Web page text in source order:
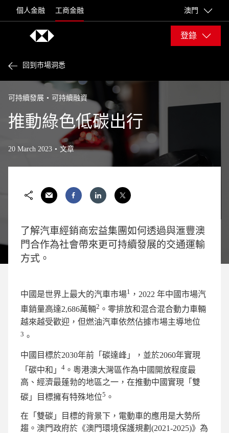
個人金融 工商金融 澳門
登錄
回到市場洞悉
可持續發展 可持續融資
推動綠色低碳出行
20 March 2023 文章
了解汽車經銷商宏益集團如何透過與滙豐澳
門合作為社會帶來更可持續發展的交通運輸
方式。
中國是世界上最大的汽車市場1 ，2022 年中國市場汽
車銷量高達2,686萬輛2 。零排放和混合混合動力車輛
越來越受歡迎，但燃油汽車依然佔據市場主導地位
3 。
中國目標於2030年前「碳達峰」，並於2060年實現
「碳中和」 4 。粵港澳大灣區作為中國開放程度最
高、經濟最蓬勃的地區之一，在推動中國實現「雙
碳」目標擁有特殊地位5 。
在「雙碳」目標的背景下，電動車的應用是大勢所
趨。澳門政府於《澳門環境保護規劃(2021-2025)》為